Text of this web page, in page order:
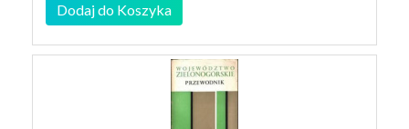
Dodaj do Koszyka